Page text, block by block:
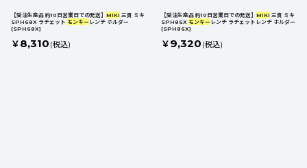
【受注生産品 約10日営業日での発送】 MIKI 三貴 ミキ
SPH68X ラチェット モンキー レンチ ホルダー
[SPH68X]
￥ 8,310 (税込)
【受注生産品 約10日営業日での発送】 MIKI 三貴 ミキ
SPH86X モンキー レンチ ラチェットレンチ ホルダー
[SPH86X]
￥ 9,320 (税込)